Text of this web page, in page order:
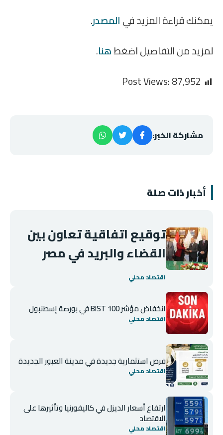
يمكنك قراءة المزيد فيالمصدر.
لمزيد من التفاصيل اضغطهنا.
Post Views:87٬952
مشاركة الخبر:
أخبار ذات صلة
توقيع اتفاقية تعاون بين
القضاء والبريد في مصر
اقتصاد محلي
انخفاض مؤشر BIST 100 في بورصة إسطنبول
اقتصاد محلي
فرص استثمارية جديدة في مدينة العبور الجديدة
اقتصاد محلي
ارتفاع أسعار الديزل في كاليفورنيا وتأثيرها على
الاقتصاد
اقتصاد محلي